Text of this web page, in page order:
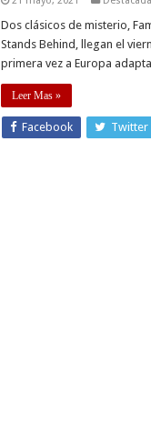
Dos clásicos de misterio,
Stands Behind, llegan el
primera vez a Europa
Leer Mas »
Facebook Twitter